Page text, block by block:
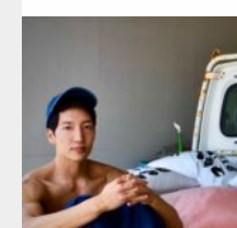
Update:
Category: キウイ農家のマッ
ONIKKY(デカいよ) 肩
ダウンロード